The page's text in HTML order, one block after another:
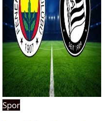
Spor